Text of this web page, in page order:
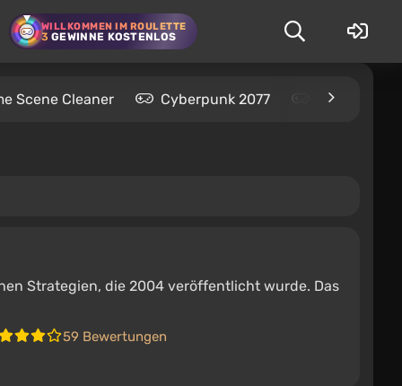
WILLKOMMEN IM ROULETTE
3 GEWINNE KOSTENLOS
Scene Cleaner Cyberpunk 2077 Kingdom
Strategien, die 2004 veröffentlicht wurde. Das
59 Bewertungen